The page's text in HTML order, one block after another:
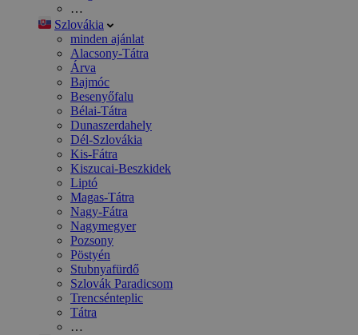
…
Szlovákia
minden ajánlat
Alacsony-Tátra
Árva
Bajmóc
Besenyőfalu
Bélai-Tátra
Dunaszerdahely
Dél-Szlovákia
Kis-Fátra
Kiszucai-Beszkidek
Liptó
Magas-Tátra
Nagy-Fátra
Nagymegyer
Pozsony
Pöstyén
Stubnyafürdő
Szlovák Paradicsom
Trencsénteplic
Tátra
…